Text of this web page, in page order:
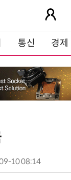
통신 경제
10 08:14